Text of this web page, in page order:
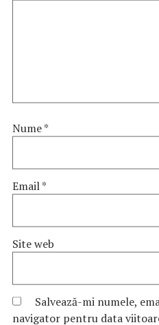
Nume*
Email*
Site web
Salvează-mi numele,
navigator pentru data